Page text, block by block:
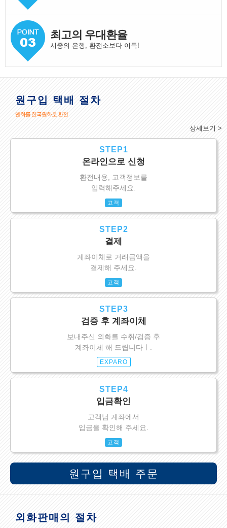
최고의 우대환율
시중의 은행, 환전소보다 이득!
원구입 택배 절차
엔화를 한국원화로 환전
상세보기 >
STEP1
온라인으로 신청
환전내용, 고객정보를
입력해주세요.
고객
STEP2
결제
계좌이체로 거래금액을
결제해 주세요.
고객
STEP3
검증 후 계좌이체
보내주신 외화를 수취/검증 후
계좌이체 해 드립니다ㅣ.
EXPARO
STEP4
입금확인
고객님 계좌에서
입금을 확인해 주세요.
고객
원구입 택배 주문
외화판매의 절차